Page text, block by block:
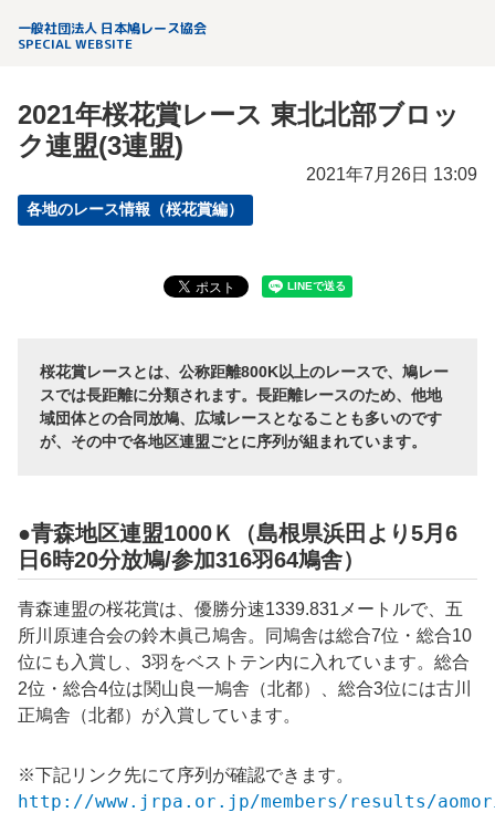
一般社団法人 日本鳩レース協会
SPECIAL WEBSITE
2021年桜花賞レース 東北北部ブロッ
ク連盟(3連盟)
2021年7月26日 13:09
各地のレース情報（桜花賞編）
桜花賞レースとは、公称距離800K以上のレースで、鳩レー
スでは長距離に分類されます。長距離レースのため、他地
域団体との合同放鳩、広域レースとなることも多いのです
が、その中で各地区連盟ごとに序列が組まれています。
●青森地区連盟1000Ｋ（島根県浜田より5月6
日6時20分放鳩/参加316羽64鳩舎）
青森連盟の桜花賞は、優勝分速1339.831メートルで、五
所川原連合会の鈴木眞己鳩舎。同鳩舎は総合7位・総合10
位にも入賞し、3羽をベストテン内に入れています。総合
2位・総合4位は関山良一鳩舎（北都）、総合3位には古川
正鳩舎（北都）が入賞しています。
※下記リンク先にて序列が確認できます。
http://www.jrpa.or.jp/members/results/